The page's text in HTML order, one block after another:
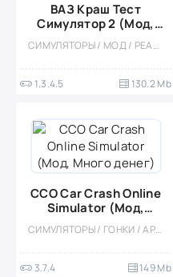
ВАЗ Краш Тест
Симулятор 2 (Мод,
Всё открыто)
СИМУЛЯТОРЫ / МОД / РЕАЛИЗМ / ОДНОПОЛЬЗОВАТЕЛЬСКИЕ / ОФЛАЙН / ВСТРОЕННЫЙ КЕШ / АРКАДЫ / ФИЗИКА
1.3.4.5 130.2 Mb
CCO Car Crash Online
Simulator (Мод,
Много денег)
СИМУЛЯТОРЫ / ГОНКИ / АРКАДЫ / ОДНОПОЛЬЗОВАТЕЛЬСКИЕ / ОФЛАЙН / РЕАЛИЗМ / 3D / ФИЗИКА / МОД
3.7.4 149 Mb